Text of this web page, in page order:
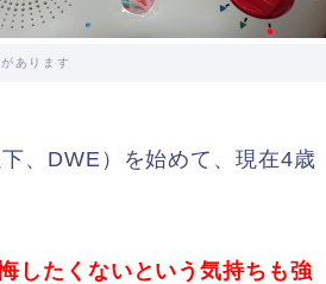
あります
、DWE）を始めて、現在4歳
したくないという気持ちも強